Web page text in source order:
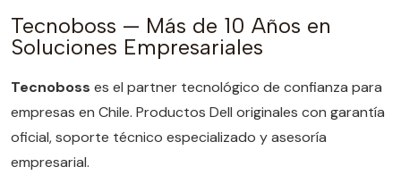
Tecnoboss — Más de 10 Años en
Soluciones Empresariales
Tecnoboss es el partner tecnológico de confianza para
empresas en Chile. Productos Dell originales con garantía
oficial, soporte técnico especializado y asesoría
empresarial.